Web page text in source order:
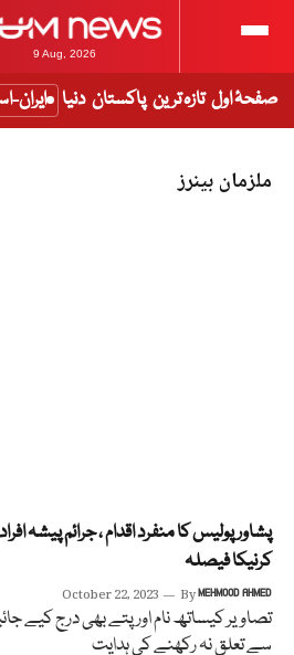
9 Aug, 2026
صفحۂ اول تازہ ترین پاکستان دنیا
ملزمان بینرز
پشاور پولیس کا منفرد اقدام ، جرائم پیشہ
کرنیکا فیصلہ
October 22, 2023 ByMEHMOOD AHMED
تصاویر کیساتھ نام اور پتے بھی درج کیے
سے تعلق نہ رکھنے کی ہدایت